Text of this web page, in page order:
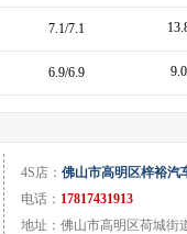
7.1/7.1
6.9/6.9
4S店： 佛山市高明区梓裕汽
电话： 17817431913
地址：佛山市高明区荷城街